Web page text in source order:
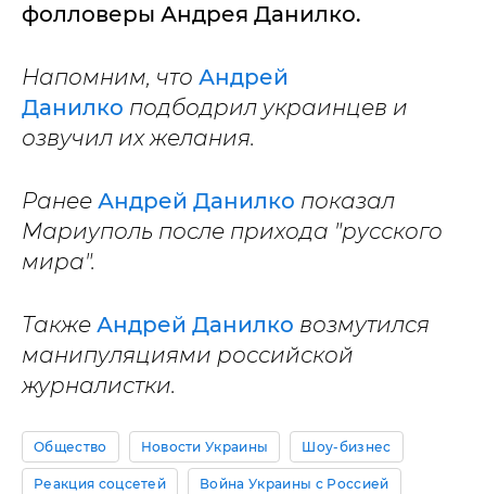
фолловеры Андрея Данилко.
Напомним, что Андрей
Данилко подбодрил украинцев и
озвучил их желания.
Ранее Андрей Данилко показал
Мариуполь после прихода "русского
мира".
Также Андрей Данилко возмутился
манипуляциями российской
журналистки.
Общество Новости Украины Шоу-бизнес
Реакция соцсетей Война Украины с Россией